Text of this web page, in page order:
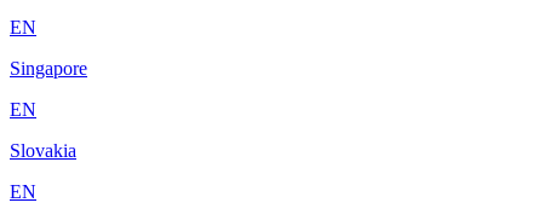
EN
Singapore
EN
Slovakia
EN